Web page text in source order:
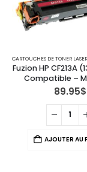
CARTOUCHES DE TONER LASER
Fuzion HP CF213A
Compatible –
89.95$
AJOUTER AU